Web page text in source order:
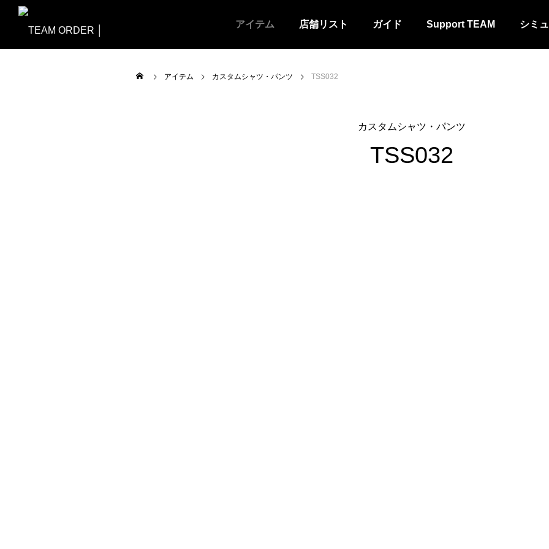
アイテム 店舗リスト ガイド Support TEAM シミ
カスタムシャツ・パンツ
アイテム カスタムシャツ・パンツ TSS032
カスタムシャツ・パンツ
TSS032